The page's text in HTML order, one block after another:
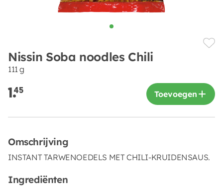
Nissin Soba noodles Chili
111 g
1.45 Toevoegen
Omschrijving
INSTANT TARWENOEDELS MET CHILI-KRUIDENSAUS.
Ingrediënten